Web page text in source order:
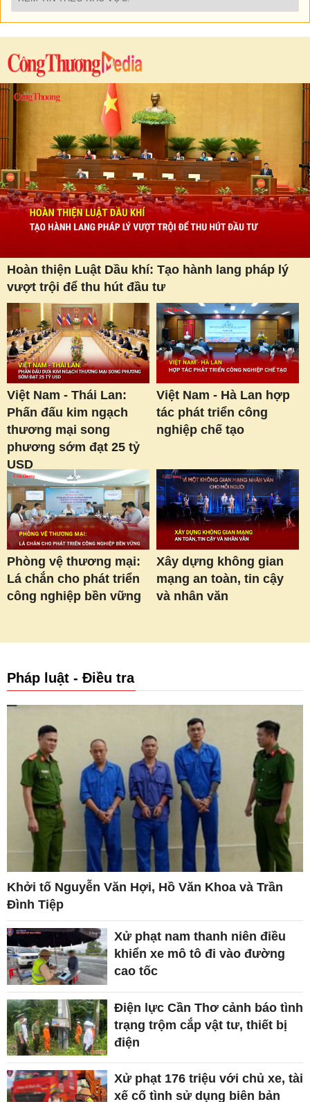
Hoàn thiện Luật Dầu khí: Tạo hành lang pháp lý
vượt trội để thu hút đầu tư
Việt Nam - Thái Lan:
Phấn đấu kim ngạch
thương mại song
phương sớm đạt 25 tỷ
USD
Việt Nam - Hà Lan hợp
tác phát triển công
nghiệp chế tạo
Phòng vệ thương mại:
Lá chắn cho phát triển
công nghiệp bền vững
Xây dựng không gian
mạng an toàn, tin cậy
và nhân văn
Pháp luật - Điều tra
Khởi tố Nguyễn Văn Hợi, Hồ Văn Khoa và Trần
Đình Tiệp
Xử phạt nam thanh niên điều
khiển xe mô tô đi vào đường
cao tốc
Điện lực Cần Thơ cảnh báo tình
trạng trộm cắp vật tư, thiết bị
điện
Xử phạt 176 triệu với chủ xe, tài
xế cố tình sử dụng biên bản